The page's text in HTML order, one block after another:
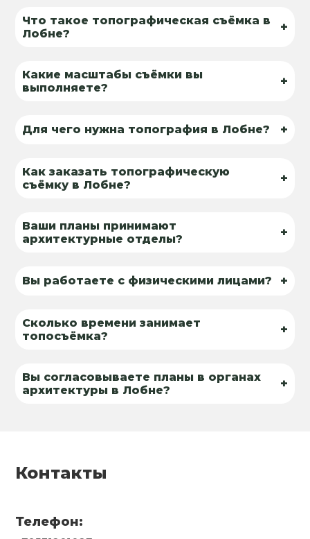
Что такое топографическая съёмка в
Лобне?
+
Какие масштабы съёмки вы
выполняете?
+
Для чего нужна топография в Лобне? +
Как заказать топографическую
съёмку в Лобне?
+
Ваши планы принимают
архитектурные отделы?
+
Вы работаете с физическими лицами? +
Сколько времени занимает
топосъёмка?
+
Вы согласовываете планы в органах
архитектуры в Лобне?
+
Контакты
Телефон: